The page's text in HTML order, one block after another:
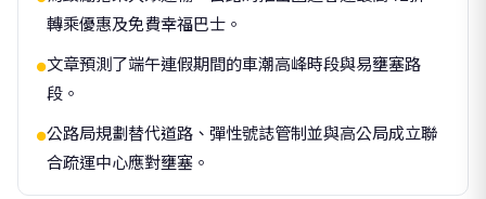
轉乘優惠及免費幸福巴士。
●文章預測了端午連假期間的車潮高峰時段與易壅塞路
段。
●公路局規劃替代道路、彈性號誌管制並與高公局成立聯
合疏運中心應對壅塞。